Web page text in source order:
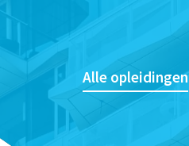
Alle opleidingen